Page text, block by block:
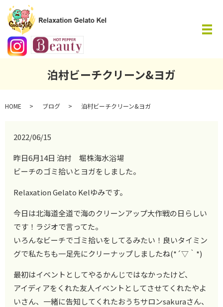
メ
泊村ビーチクリーン&ヨガ
HOME ブログ 泊村ビーチクリーン&ヨガ
2022/06/15
昨日6月14日 泊村 堀株海水浴場
ビーチのゴミ拾いとヨガをしました。
Relaxation Gelato Kelゆみです。
今日は北海道全道で海のクリーンアップ大作戦の日らしい
です！ラジオで言ってた。
いろんなビーチでゴミ拾いをしてるみたい！良いタイミン
グで私たちも一足先にクリーナップしましたね(*´▽｀*)
最初はイベントとしてやるかんじではなかったけど、
アイディアをくれた友人イベントとしてさせてくれたやよ
いさん、一緒に告知してくれたおうちサロンsakuraさん、